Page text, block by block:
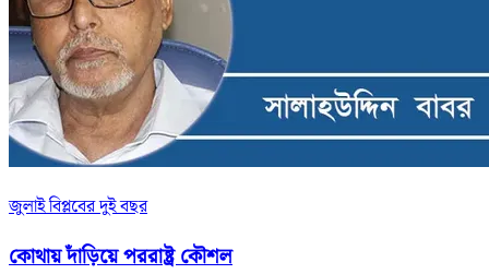
জুলাই বিপ্লবের দুই বছর
কোথায় দাঁড়িয়ে পররাষ্ট্র কৌশল